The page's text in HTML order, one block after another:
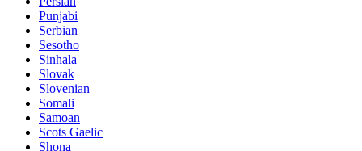
Punjabi
Serbian
Sesotho
Sinhala
Slovak
Slovenian
Somali
Samoan
Scots Gaelic
Shona